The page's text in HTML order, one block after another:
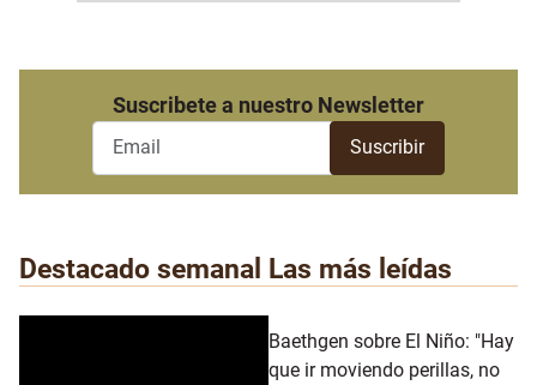
Suscribete a nuestro Newsletter
Destacado semanal Las más leídas
Baethgen sobre El Niño: "Hay
que ir moviendo perillas, no